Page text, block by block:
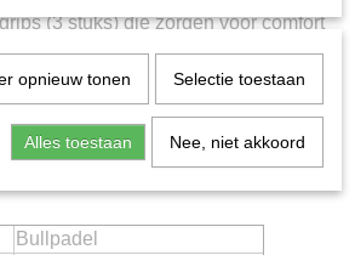
(3 stuks) die zorgen voor comfort
welke direct volledig uitgerust de
racket, Vertex rugzak, FIP Next Pro
Bullpadel
opnieuw tonen Selectie toestaan
Alles toestaan Nee, niet akkoord